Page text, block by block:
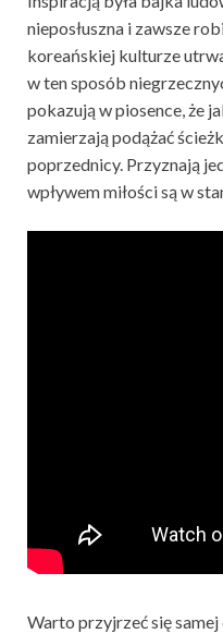
nieposłuszna i zawsze
koreańskiej kulturze
w ten sposób
pokazują w piosence, że
zamierzają podążać
poprzednicy. Przyznają
wpływem miłości są w
Warto przyjrzeć się